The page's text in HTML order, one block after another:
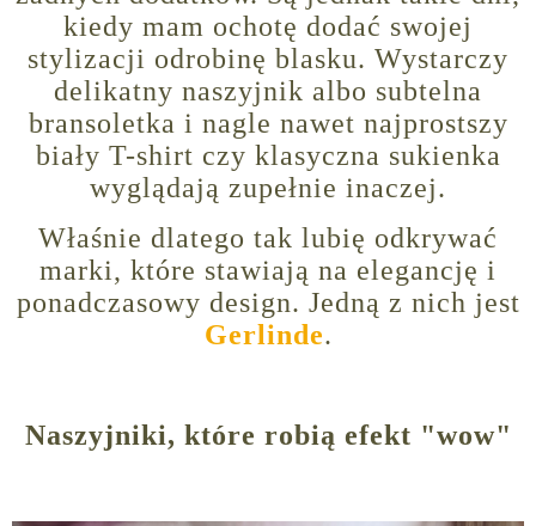
kiedy mam ochotę dodać swojej
stylizacji odrobinę blasku. Wystarczy
delikatny naszyjnik albo subtelna
bransoletka i nagle nawet najprostszy
biały T-shirt czy klasyczna sukienka
wyglądają zupełnie inaczej.
Właśnie dlatego tak lubię odkrywać
marki, które stawiają na elegancję i
ponadczasowy design. Jedną z nich jest
Gerlinde.
Naszyjniki, które robią efekt "wow"